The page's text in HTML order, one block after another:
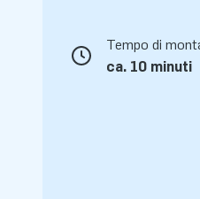
Tempo di
ca. 10 minuti